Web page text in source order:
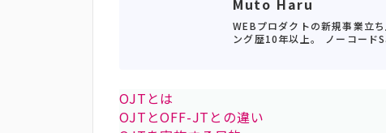
Muto Haru
WEBプロダクトの新規事業立
ング歴10年以上。 ノーコード
OJTとは
OJTとOFF-JTとの違い